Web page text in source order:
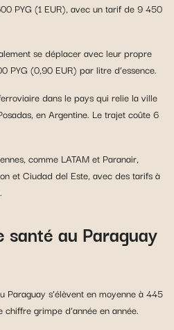
PYG (1 EUR), avec un tarif de 9 450
se déplacer avec leur propre
PYG (0,90 EUR) par litre d’essence.
dans le pays qui relie la ville
en Argentine. Le trajet coûte 6
comme LATAM et Paranair,
et Ciudad del Este, avec des tarifs à
santé au Paraguay
Paraguay s’élèvent en moyenne à 445
grimpe d’année en année.